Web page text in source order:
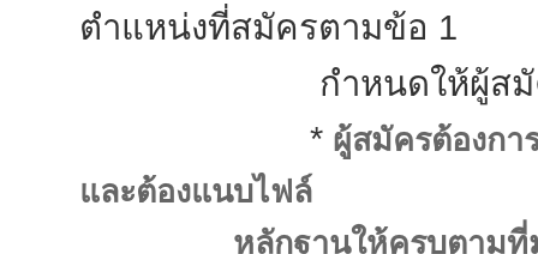
ตำแหน่งที่สมัครตามข้อ 1
กำหนดให้ผู้สมัครต้อง
* ผู้สมัครต้องกา
และต้องแนบไฟล์
หลักฐานให้ครบตาม